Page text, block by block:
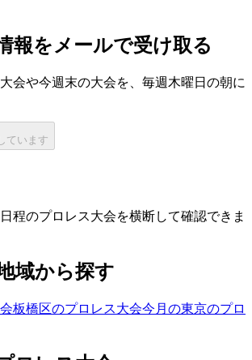
報をメールで受け取る
会や今週末の大会を、 毎週木曜日の朝に
ています
程のプロレス大会を横断して確認できま
域から探す
板橋区のプロレス大会今月の東京のプロ